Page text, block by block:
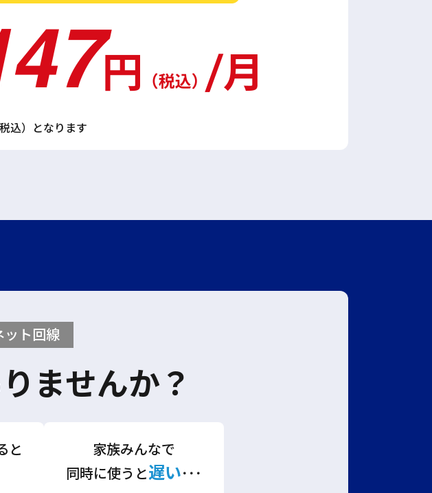
込）となります
ット回線
ませんか？
と
家族みんなで
同時に使うと遅い･･･